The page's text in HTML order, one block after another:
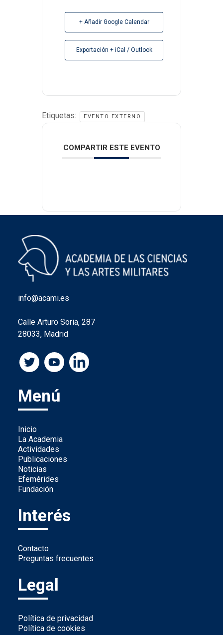
+ Añadir Google Calendar
Exportación + iCal / Outlook
Etiquetas: EVENTO EXTERNO
COMPARTIR ESTE EVENTO
info@acami.es
Calle Arturo Soria, 287
28033, Madrid
Menú
Inicio
La Academia
Actividades
Publicaciones
Noticias
Efemérides
Fundación
Interés
Contacto
Preguntas frecuentes
Legal
Política de privacidad
Política de cookies